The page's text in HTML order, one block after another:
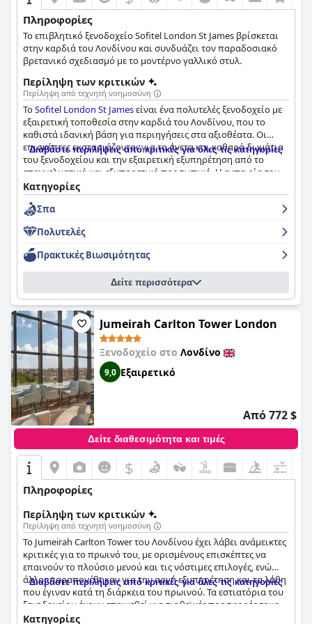
Πληροφορίες
Το επιβλητικό ξενοδοχείο Sofitel London St James βρίσκεται
στην καρδιά του Λονδίνου και συνδυάζει τον παραδοσιακό
βρετανικό σχεδιασμό με το μοντέρνο γαλλικό στυλ.
Περίληψη των κριτικών
Περίληψη από τεχνητή νοημοσύνη
ΤοSofitel London St Jamesείναι ένα πολυτελές ξενοδοχείο με
εξαιρετική τοποθεσία στην καρδιά του Λονδίνου, που το
καθιστά ιδανική βάση για περιηγήσεις στα αξιοθέατα. Οι
επισκέπτες εκστασιάζονται για τα άνετα και καθαρά δωμάτια
του ξενοδοχείου και την εξαιρετική εξυπηρέτηση από το
επαγγελματικό και εξυπηρετικό προσωπικό. Η εμπειρία του
πρωινού του ξενοδοχείου μπορεί να διαφέρει, αλλά συνολικά
αξίζει να δοκιμάσετε. Τα κρεβάτια είναι εξαιρετικά άνετα,
καθιστώντας τον ύπνο σας υπέροχο. Το ξενοδοχείο αποπνέει
εξαιρετικές εγκαταστάσεις του, καθιστώντας το μια εξαιρετική
επιλογή για τους επισκέπτες που αναζητούν μια υψηλού
επιπέδου απόδραση από την πόλη. Αν και ακριβό, το
London St Jamesαξίζει κάθε δεκάρα ως μια πολυτελής
απόλαυση που είναι επίσης προσιτή. Συνιστάται
ανεπιφύλακτα από τους επισκέπτες και θεωρείται ένα από τα
καλύτερα ξενοδοχεία στο Λονδίνο.
Διαβάστε περιλήψεις από κριτικές για όλες τις κατηγορίες
Κατηγορίες
Σπα
Πολυτελές
Πρακτικές Bιωσιμότητας
Δείτε περισσότερα
Jumeirah Carlton Tower London
Ξενοδοχείο στο Λονδίνο
9,0 Εξαιρετικό
Από 772 $
Δείτε διαθεσιμότητα και τιμές
$
Πληροφορίες
Περίληψη των κριτικών
Περίληψη από τεχνητή νοημοσύνη
Το Jumeirah Carlton Tower του Λονδίνου έχει λάβει ανάμεικτες
κριτικές για το πρωινό του, με ορισμένους επισκέπτες να
επαινούν το πλούσιο μενού και τις νόστιμες επιλογές, ενώ
άλλοι παραπονέθηκαν για την αργή εξυπηρέτηση και τα λάθη
που έγιναν κατά τη διάρκεια του πρωινού. Τα εστιατόρια του
ξενοδοχείου έχουν επαινεθεί για τις θεϊκές προσφορές τους,
αλλά ορισμένοι επισκέπτες βρήκαν το επιπλέον κόστος για το
Διαβάστε περιλήψεις από κριτικές για όλες τις κατηγορίες
Κατηγορίες